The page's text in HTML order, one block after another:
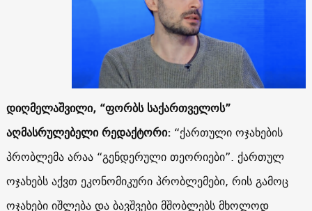
დიღმელაშვილი, “ფორბს საქართველოს”
აღმასრულებელი რედაქტორი:“ქართული ოჯახების
პრობლემა არაა “გენდერული თეორიები”. ქართულ
ოჯახებს აქვთ ეკონომიკური პრობლემები, რის გამოც
ოჯახები იშლება და ბავშვები მშობლებს მხოლოდ